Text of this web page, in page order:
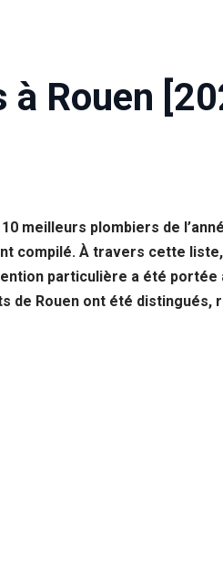
Rouen
meilleurs plombiers de
compilé. À travers cette
particulière a été
Rouen ont été distingués,